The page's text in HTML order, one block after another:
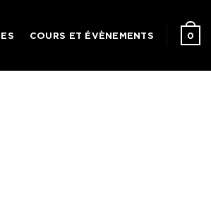
COURS ET ÉVÈNEMENTS 0